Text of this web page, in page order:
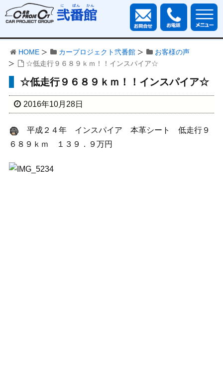
HOME カープロジェクト弐番館
お客様の声
☆低走行９６８９ｋｍ！！インスパイア☆
☆低走行９６８９ｋｍ！！インスパイア☆
2016年10月28日
平成２４年 インスパイア 本革シート 低走行９
６８９ｋｍ １３９．９万円